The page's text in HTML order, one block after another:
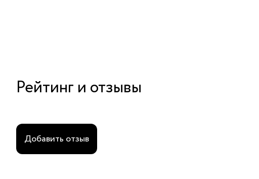
Рейтинг и отзывы
Добавить отзыв